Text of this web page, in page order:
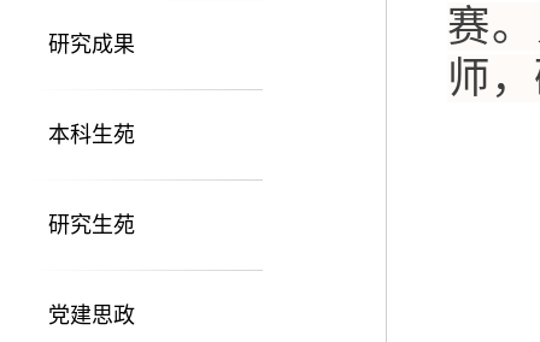
研究成果
本科生苑
研究生苑
党建思政
赛
师